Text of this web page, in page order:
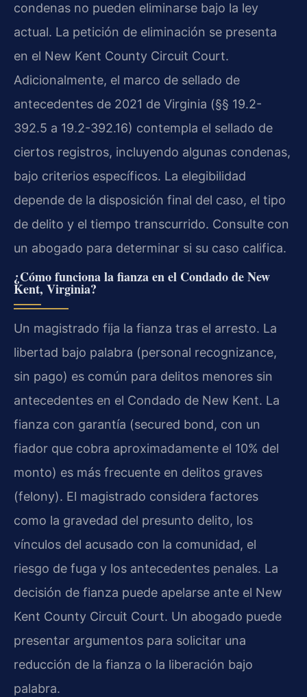
condenas no pueden eliminarse bajo la ley
actual. La petición de eliminación se presenta
en el New Kent County Circuit Court.
Adicionalmente, el marco de sellado de
antecedentes de 2021 de Virginia (§§ 19.2-
392.5 a 19.2-392.16) contempla el sellado de
ciertos registros, incluyendo algunas condenas,
bajo criterios específicos. La elegibilidad
depende de la disposición final del caso, el tipo
de delito y el tiempo transcurrido. Consulte con
un abogado para determinar si su caso califica.
¿Cómo funciona la fianza en el Condado de New
Kent, Virginia?
Un magistrado fija la fianza tras el arresto. La
libertad bajo palabra (personal recognizance,
sin pago) es común para delitos menores sin
antecedentes en el Condado de New Kent. La
fianza con garantía (secured bond, con un
fiador que cobra aproximadamente el 10% del
monto) es más frecuente en delitos graves
(felony). El magistrado considera factores
como la gravedad del presunto delito, los
vínculos del acusado con la comunidad, el
riesgo de fuga y los antecedentes penales. La
decisión de fianza puede apelarse ante el New
Kent County Circuit Court. Un abogado puede
presentar argumentos para solicitar una
reducción de la fianza o la liberación bajo
palabra.